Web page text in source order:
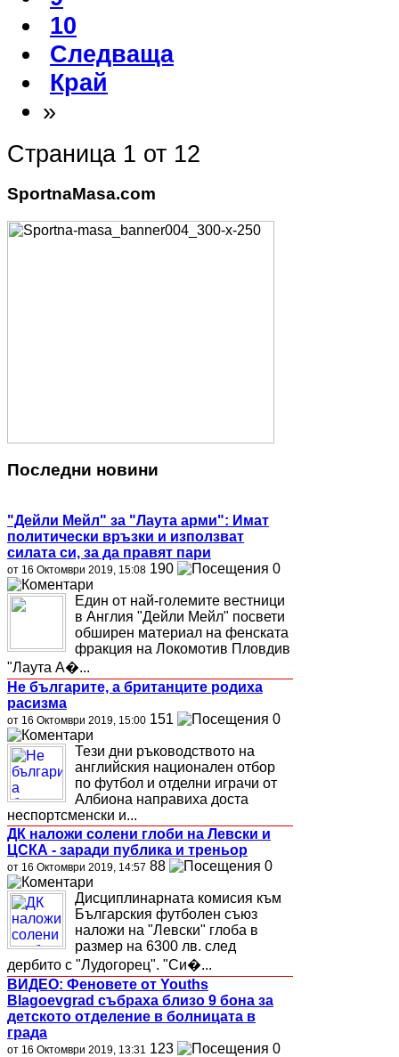
10
Следваща
Край
»
Страница 1 от 12
SportnaMasa.com
Последни новини
"Дейли Мейл" за "Лаута арми": Имат
политически връзки и използват
силата си, за да правят пари
от 16 Октомври 2019, 15:08 190 0
Един от най-големите вестници
в Англия "Дейли Мейл" посвети
обширен материал на фенската
фракция на Локомотив Пловдив
"Лаута А�...
Не българите, а британците родиха
расизма
от 16 Октомври 2019, 15:00 151 0
Тези дни ръководството на
английския национален отбор
по футбол и отделни играчи от
Албиона направиха доста
неспортсменски и...
ДК наложи солени глоби на Левски и
ЦСКА - заради публика и треньор
от 16 Октомври 2019, 14:57 88 0
Дисциплинарната комисия към
Българския футболен съюз
наложи на "Левски" глоба в
размер на 6300 лв. след
дербито с "Лудогорец". "Си�...
ВИДЕО: Феновете от Youths
Blagoevgrad събраха близо 9 бона за
детското отделение в болницата в
града
от 16 Октомври 2019, 13:31 123 0